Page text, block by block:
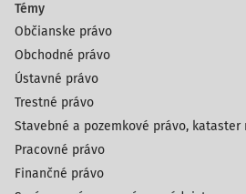
Témy
Občianske právo
Obchodné právo
Ústavné právo
Trestné právo
Stavebné a pozemkové právo,
Pracovné právo
Finančné právo